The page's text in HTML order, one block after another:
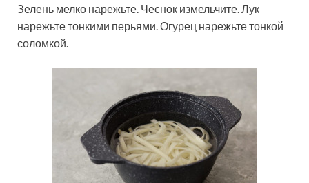
Зелень мелко нарежьте. Чеснок измельчите. Лук
нарежьте тонкими перьями. Огурец нарежьте тонкой
соломкой.